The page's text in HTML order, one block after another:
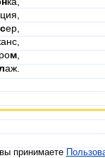
сер,
м,
аж.
принимаете